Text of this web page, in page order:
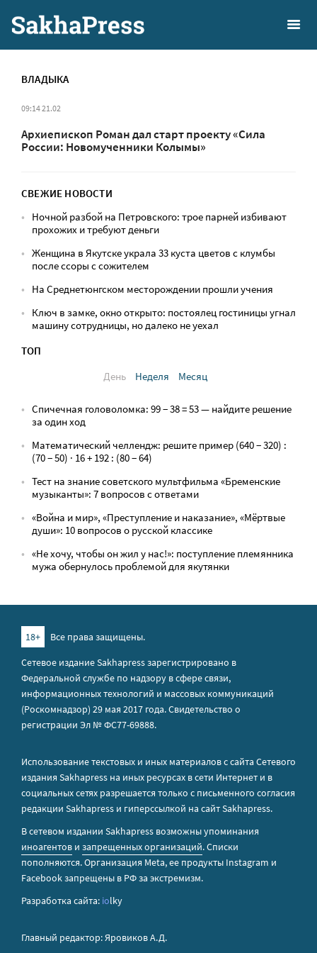
ВЛАДЫКА
09:14 21.02
Архиепископ Роман дал старт проекту «Сила
России: Новомученники Колымы»
СВЕЖИЕ НОВОСТИ
Ночной разбой на Петровского: трое парней избивают
прохожих и требуют деньги
Женщина в Якутске украла 33 куста цветов с клумбы
после ссоры с сожителем
На Среднетюнгском месторождении прошли учения
Ключ в замке, окно открыто: постоялец гостиницы угнал
машину сотрудницы, но далеко не уехал
ТОП
День
Неделя Месяц
Спичечная головоломка: 99 − 38 = 53 — найдите решение
за один ход
Математический челлендж: решите пример (640 − 320) :
(70 − 50) · 16 + 192 : (80 − 64)
Тест на знание советского мультфильма «Бременские
музыканты»: 7 вопросов с ответами
«Война и мир», «Преступление и наказание», «Мёртвые
души»: 10 вопросов о русской классике
«Не хочу, чтобы он жил у нас!»: поступление племянника
мужа обернулось проблемой для якутянки
18+
Все права защищены.
Сетевое издание Sakhapress зарегистрировано в
Федеральной службе по надзору в сфере связи,
информационных технологий и массовых коммуникаций
(Роскомнадзор) 29 мая 2017 года. Свидетельство о
регистрации Эл № ФС77-69888.
Использование текстовых и иных материалов с сайта Сетевого
издания Sakhapress на иных ресурсах в сети Интернет и в
социальных сетях разрешается только с письменного согласия
редакции Sakhapress и гиперссылкой на сайт Sakhapress.
В сетевом издании Sakhapress возможны упоминания
иноагентов и запрещенных организаций. Списки
пополняются. Организация Metа, ее продукты Instagram и
Facebook запрещены в РФ за экстремизм.
Разработка сайта: iolky
Главный редактор: Яровиков А.Д.